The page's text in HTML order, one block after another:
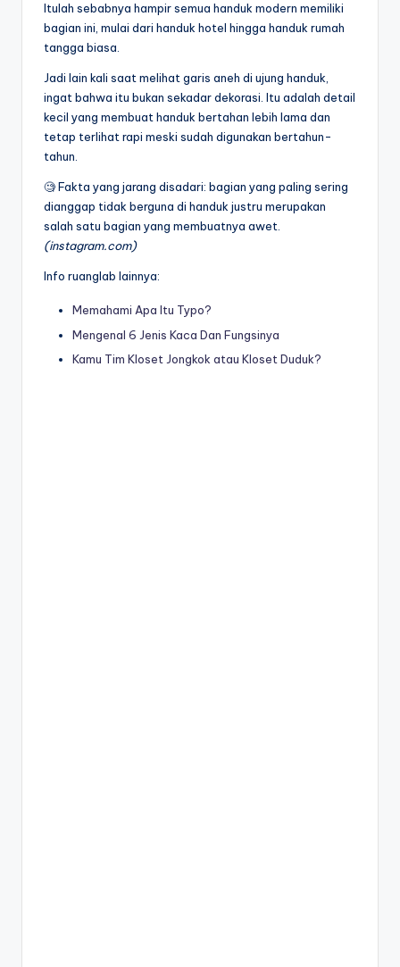
Itulah sebabnya hampir semua handuk modern memiliki
bagian ini, mulai dari handuk hotel hingga handuk rumah
tangga biasa.
Jadi lain kali saat melihat garis aneh di ujung handuk,
ingat bahwa itu bukan sekadar dekorasi. Itu adalah detail
kecil yang membuat handuk bertahan lebih lama dan
tetap terlihat rapi meski sudah digunakan bertahun-
tahun.
🧐 Fakta yang jarang disadari: bagian yang paling sering
dianggap tidak berguna di handuk justru merupakan
salah satu bagian yang membuatnya awet.
(instagram.com)
Info ruanglab lainnya:
Memahami Apa Itu Typo?
Mengenal 6 Jenis Kaca Dan Fungsinya
Kamu Tim Kloset Jongkok atau Kloset Duduk?